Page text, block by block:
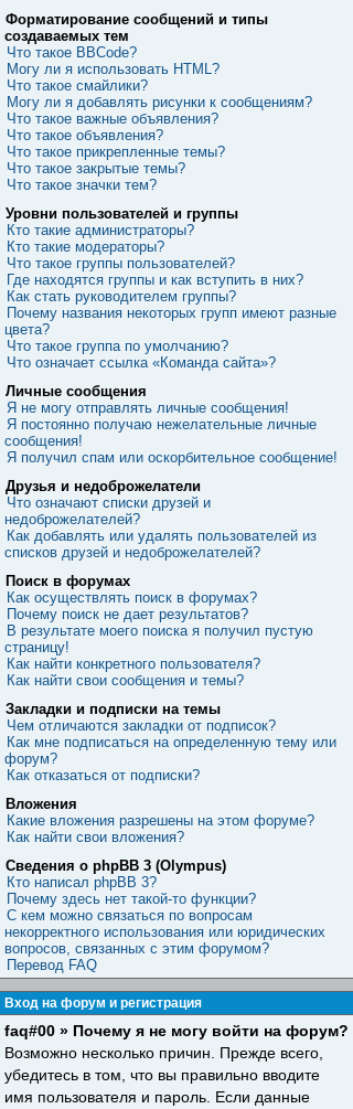
Форматирование сообщений и типы
создаваемых тем
Что такое BBCode?
Могу ли я использовать HTML?
Что такое смайлики?
Могу ли я добавлять рисунки к сообщениям?
Что такое важные объявления?
Что такое объявления?
Что такое прикрепленные темы?
Что такое закрытые темы?
Что такое значки тем?
Уровни пользователей и группы
Кто такие администраторы?
Кто такие модераторы?
Что такое группы пользователей?
Где находятся группы и как вступить в них?
Как стать руководителем группы?
Почему названия некоторых групп имеют разные
цвета?
Что такое группа по умолчанию?
Что означает ссылка «Команда сайта»?
Личные сообщения
Я не могу отправлять личные сообщения!
Я постоянно получаю нежелательные личные
сообщения!
Я получил спам или оскорбительное сообщение!
Друзья и недоброжелатели
Что означают списки друзей и
недоброжелателей?
Как добавлять или удалять пользователей из
списков друзей и недоброжелателей?
Поиск в форумах
Как осуществлять поиск в форумах?
Почему поиск не дает результатов?
В результате моего поиска я получил пустую
страницу!
Как найти конкретного пользователя?
Как найти свои сообщения и темы?
Закладки и подписки на темы
Чем отличаются закладки от подписок?
Как мне подписаться на определенную тему или
форум?
Как отказаться от подписки?
Вложения
Какие вложения разрешены на этом форуме?
Как найти свои вложения?
Сведения о phpBB 3 (Olympus)
Кто написал phpBB 3?
Почему здесь нет такой-то функции?
С кем можно связаться по вопросам
некорректного использования или юридических
вопросов, связанных с этим форумом?
Перевод FAQ
Вход на форум и регистрация
faq#00 » Почему я не могу войти на форум?
Возможно несколько причин. Прежде всего,
убедитесь в том, что вы правильно вводите
имя пользователя и пароль. Если данные